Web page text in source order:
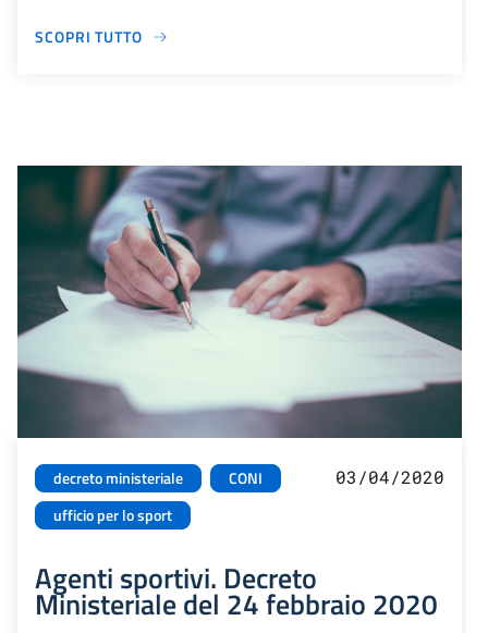
SCOPRI TUTTO
decreto ministeriale
CONI
ufficio per lo sport
03/04/2020
Agenti sportivi. Decreto
Ministeriale del 24 febbraio 2020